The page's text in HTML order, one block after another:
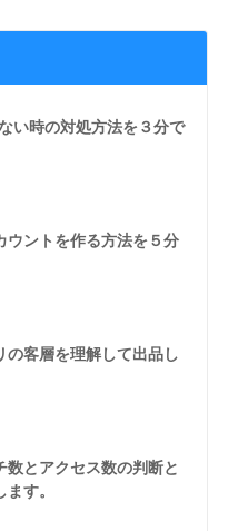
い時の対処方法を３分で
ウントを作る方法を５分
の客層を理解して出品し
数とアクセス数の判断と
す。